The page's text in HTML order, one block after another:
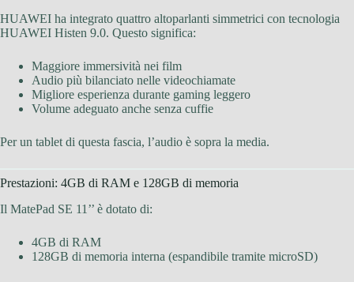
HUAWEI ha integrato quattro altoparlanti simmetrici con tecnologia
HUAWEI Histen 9.0. Questo significa:
Maggiore immersività nei film
Audio più bilanciato nelle videochiamate
Migliore esperienza durante gaming leggero
Volume adeguato anche senza cuffie
Per un tablet di questa fascia, l’audio è sopra la media.
Prestazioni: 4GB di RAM e 128GB di memoria
Il MatePad SE 11’’ è dotato di:
4GB di RAM
128GB di memoria interna (espandibile tramite microSD)